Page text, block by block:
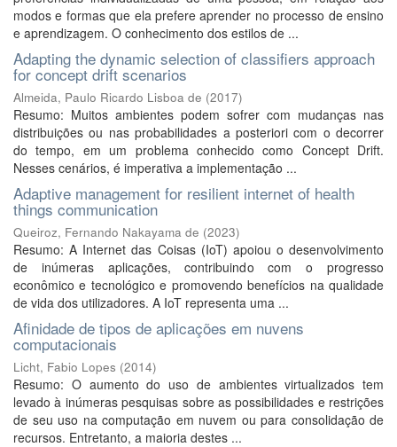
modos e formas que ela prefere aprender no processo de ensino
e aprendizagem. O conhecimento dos estilos de ...
Adapting the dynamic selection of classifiers approach
for concept drift scenarios
Almeida, Paulo Ricardo Lisboa de (2017)
Resumo: Muitos ambientes podem sofrer com mudanças nas
distribuições ou nas probabilidades a posteriori com o decorrer
do tempo, em um problema conhecido como Concept Drift.
Nesses cenários, é imperativa a implementação ...
Adaptive management for resilient internet of health
things communication
Queiroz, Fernando Nakayama de (2023)
Resumo: A Internet das Coisas (IoT) apoiou o desenvolvimento
de inúmeras aplicações, contribuindo com o progresso
econômico e tecnológico e promovendo benefícios na qualidade
de vida dos utilizadores. A IoT representa uma ...
Afinidade de tipos de aplicações em nuvens
computacionais
Licht, Fabio Lopes (2014)
Resumo: O aumento do uso de ambientes virtualizados tem
levado à inúmeras pesquisas sobre as possibilidades e restrições
de seu uso na computação em nuvem ou para consolidação de
recursos. Entretanto, a maioria destes ...